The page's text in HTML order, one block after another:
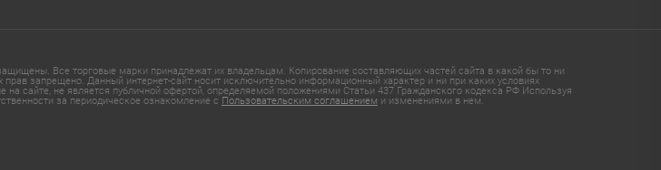
Все торговые марки принадлежат их владельцам. Копирование составляющих частей сайта в какой бы то ни
запрещено. Данный интернет-сайт носит исключительно информационный характер и ни при каких условиях
сайте, не является публичной офертой, определяемой положениями Статьи 437 Гражданского кодекса РФ Используя
за периодическое ознакомление с Пользовательским соглашением и изменениями в нем.